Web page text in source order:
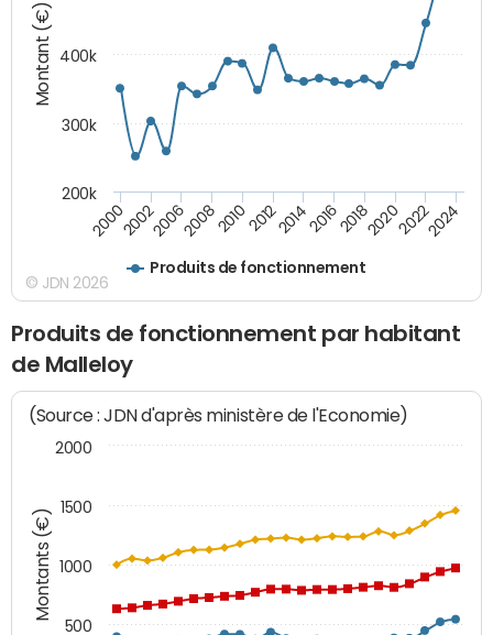
Montant (€)
Produits de fonctionnement
200020022006200820102012201420162018202020222024
200k
300k
400k
© JDN 2026
Produits de fonctionnement par habitant
de Malleloy
Montants (€)
(Source : JDN d'après ministère de l'Economie)
500
1000
1500
2000